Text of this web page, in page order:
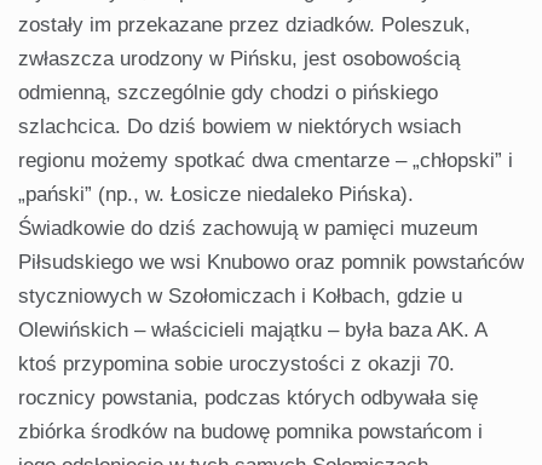
zostały im przekazane przez dziadków. Poleszuk,
zwłaszcza urodzony w Pińsku, jest osobowością
odmienną, szczególnie gdy chodzi o pińskiego
szlachcica. Do dziś bowiem w niektórych wsiach
regionu możemy spotkać dwa cmentarze – „chłopski” i
„pański” (np., w. Łosicze niedaleko Pińska).
Świadkowie do dziś zachowują w pamięci muzeum
Piłsudskiego we wsi Knubowo oraz pomnik powstańców
styczniowych w Szołomiczach i Kołbach, gdzie u
Olewińskich – właścicieli majątku – była baza AK. A
ktoś przypomina sobie uroczystości z okazji 70.
rocznicy powstania, podczas których odbywała się
zbiórka środków na budowę pomnika powstańcom i